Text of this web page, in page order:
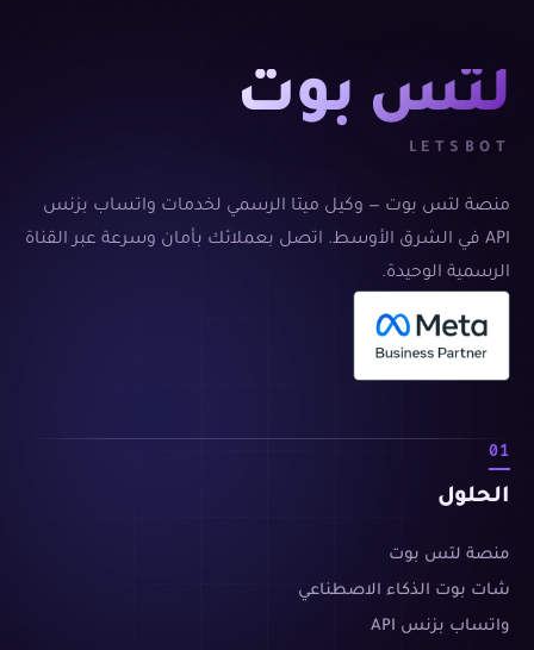
لتس بوت
LETSBOT
منصة لتس بوت — وكيل ميتا الرسمي لخدمات واتساب بزنس
API في الشرق الأوسط. اتصل بعملائك بأمان وسرعة عبر القناة
الرسمية الوحيدة.
01
الحلول
منصة لتس بوت
شات بوت الذكاء الاصطناعي
واتساب بزنس API